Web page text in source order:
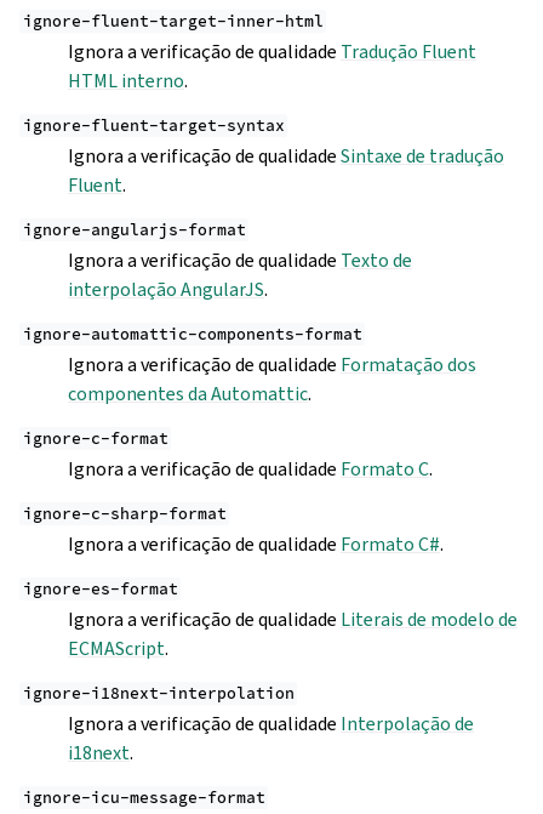
ignore-fluent-target-inner-html
Ignora a verificação de qualidade Tradução Fluent
HTML interno.
ignore-fluent-target-syntax
Ignora a verificação de qualidadeSintaxe de tradução
Fluent.
ignore-angularjs-format
Ignora a verificação de qualidade Texto de
interpolação AngularJS.
ignore-automattic-components-format
Ignora a verificação de qualidade Formatação dos
componentes da Automattic.
ignore-c-format
Ignora a verificação de qualidade Formato C.
ignore-c-sharp-format
Ignora a verificação de qualidade Formato C#.
ignore-es-format
Ignora a verificação de qualidade Literais de modelo de
ECMAScript.
ignore-i18next-interpolation
Ignora a verificação de qualidade Interpolação de
i18next.
ignore-icu-message-format